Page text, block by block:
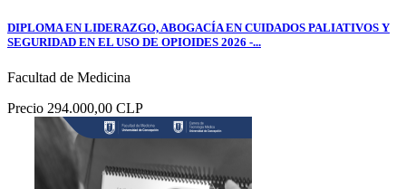
DIPLOMA EN LIDERAZGO, ABOGACÍA EN CUIDADOS PALIATIVOS Y
SEGURIDAD EN EL USO DE OPIOIDES 2026 -...
Facultad de Medicina
Precio 294.000,00 CLP